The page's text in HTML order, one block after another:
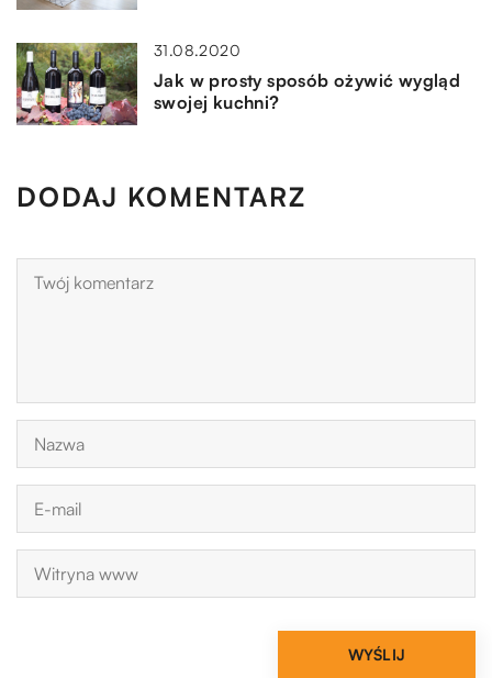
31.08.2020
Jak w prosty sposób ożywić wygląd
swojej kuchni?
DODAJ KOMENTARZ